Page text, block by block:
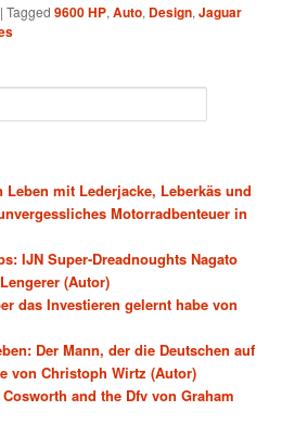
|Tagged 9600 HP,Auto, Design,Jaguar
Leben mit Lederjacke, Leberkäs und
Motorradbenteuer in
IJN Super-Dreadnoughts Nagato
(Autor)
das Investieren gelernt habe von
Der Mann, der die Deutschen auf
von Christoph Wirtz (Autor)
and the Dfv von Graham